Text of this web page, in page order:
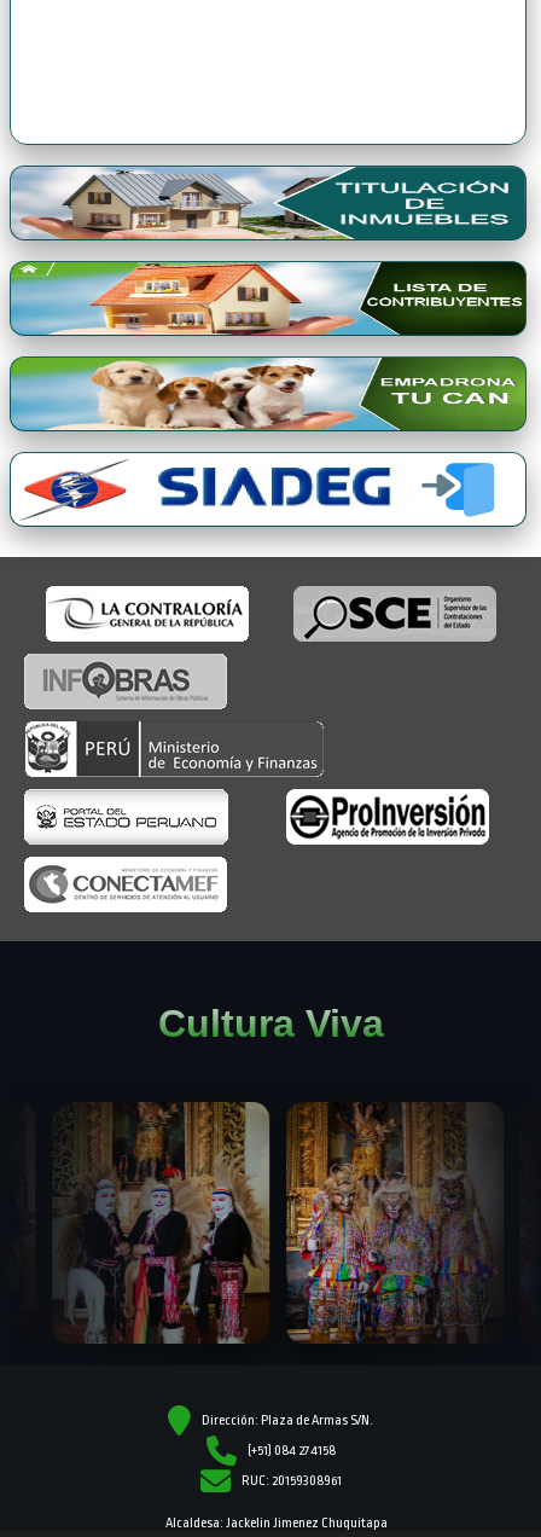
Cultura Viva
Dirección: Plaza de Armas S/N.
(+51) 084 274158
RUC: 20159308961
Alcaldesa: Jackelin Jimenez Chuquitapa